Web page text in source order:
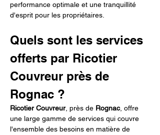
performance optimale et une tranquillité
d'esprit pour les propriétaires.
Quels sont les services
offerts par Ricotier
Couvreur près de
Rognac ?
Ricotier Couvreur, près de Rognac, offre
une large gamme de services qui couvre
l'ensemble des besoins en matière de